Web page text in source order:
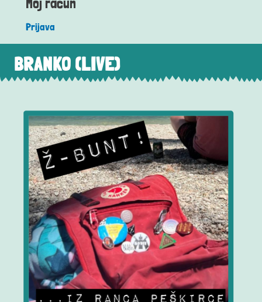
Prijava
BRANKO (LIVE)